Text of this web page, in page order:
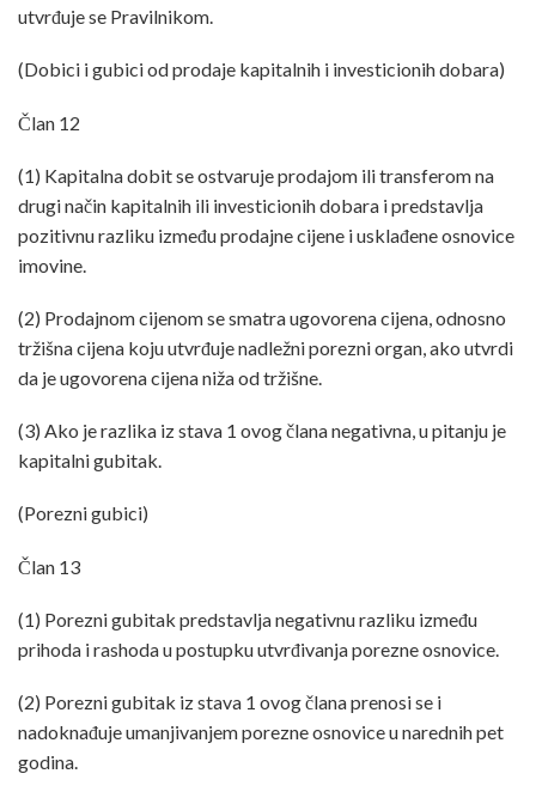
utvrđuje se Pravilnikom.
(Dobici i gubici od prodaje kapitalnih i investicionih dobara)
Član 12
(1) Kapitalna dobit se ostvaruje prodajom ili transferom na
drugi način kapitalnih ili investicionih dobara i predstavlja
pozitivnu razliku između prodajne cijene i usklađene osnovice
imovine.
(2) Prodajnom cijenom se smatra ugovorena cijena, odnosno
tržišna cijena koju utvrđuje nadležni porezni organ, ako utvrdi
da je ugovorena cijena niža od tržišne.
(3) Ako je razlika iz stava 1 ovog člana negativna, u pitanju je
kapitalni gubitak.
(Porezni gubici)
Član 13
(1) Porezni gubitak predstavlja negativnu razliku između
prihoda i rashoda u postupku utvrđivanja porezne osnovice.
(2) Porezni gubitak iz stava 1 ovog člana prenosi se i
nadoknađuje umanjivanjem porezne osnovice u narednih pet
godina.